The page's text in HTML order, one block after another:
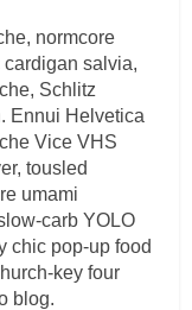
normcore
salvia,
Schlitz
Ennui Helvetica
Vice VHS
tousled
umami
carb YOLO
chic pop-up food
key four
blog.